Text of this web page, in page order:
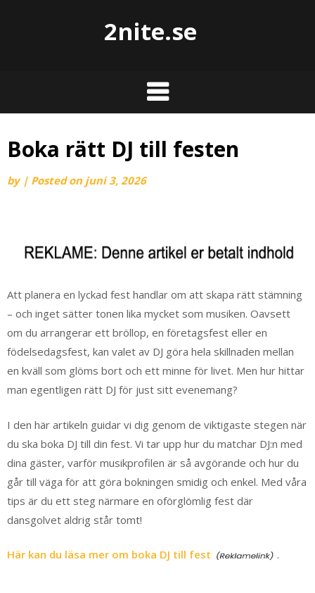
2nite.se
Boka rätt DJ till festen
by | Posted on juni 3, 2026
Att planera en lyckad fest handlar om att skapa rätt stämning
– och inget sätter tonen lika mycket som musiken. Oavsett
om du arrangerar ett bröllop, en företagsfest eller en
födelsedagsfest, kan valet av DJ göra hela skillnaden mellan
en kväll som glöms bort och ett minne för livet. Men hur hittar
man egentligen rätt DJ för just sitt evenemang?
I den här artikeln guidar vi dig genom de viktigaste stegen när
du ska boka DJ till din fest. Vi tar upp hur du matchar DJ:n med
dina gäster, varför musikprofilen är så avgörande och hur du
går till väga för att göra bokningen smidig och enkel. Med våra
tips är du ett steg närmare en oförglömlig fest där
dansgolvet aldrig står tomt!
Här kan du läsa mer om boka DJ till fest .